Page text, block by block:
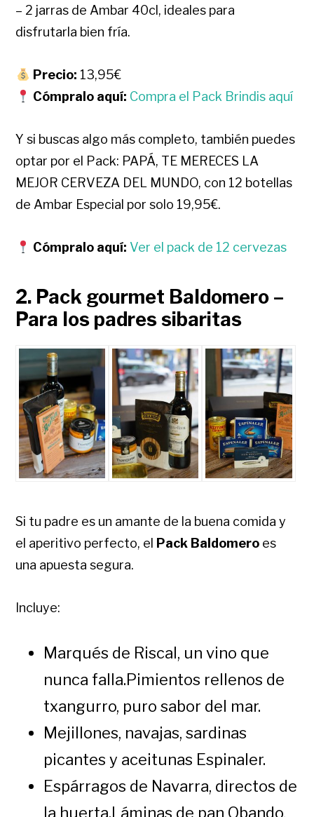
– 2 jarras de Ambar 40cl, ideales para
disfrutarla bien fría.
Precio: 13,95€
Cómpralo aquí: Compra el Pack Brindis aquí
Y si buscas algo más completo, también puedes
optar por el Pack: PAPÁ, TE MERECES LA
MEJOR CERVEZA DEL MUNDO, con 12 botellas
de Ambar Especial por solo 19,95€.
Cómpralo aquí: Ver el pack de 12 cervezas
2. Pack gourmet Baldomero –
Para los padres sibaritas
Si tu padre es un amante de la buena comida y
el aperitivo perfecto, el Pack Baldomero es
una apuesta segura.
Incluye:
Marqués de Riscal, un vino que
nunca falla.Pimientos rellenos de
txangurro, puro sabor del mar.
Mejillones, navajas, sardinas
picantes y aceitunas Espinaler.
Espárragos de Navarra, directos de
la huerta.Láminas de pan Obando,